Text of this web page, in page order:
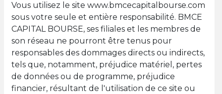
Vous utilisez le site www.bmcecapitalbourse.com
sous votre seule et entière responsabilité. BMCE
CAPITAL BOURSE, ses filiales et les membres de
son réseau ne pourront être tenus pour
responsables des dommages directs ou indirects,
tels que, notamment, préjudice matériel, pertes
de données ou de programme, préjudice
financier, résultant de l'utilisation de ce site ou